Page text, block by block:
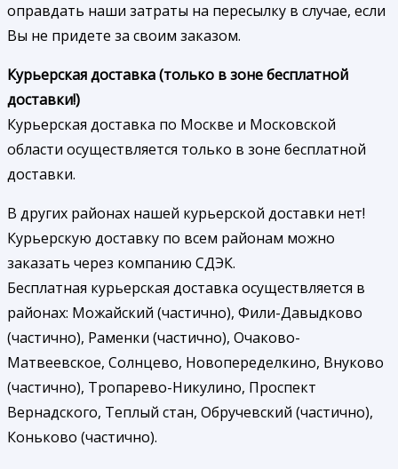
оправдать наши затраты на пересылку в случае, если
Вы не придете за своим заказом.
Курьерская доставка (только в зоне бесплатной
доставки!)
Курьерская доставка по Москве и Московской
области осуществляется только в зоне бесплатной
доставки.
В других районах нашей курьерской доставки нет!
Курьерскую доставку по всем районам можно
заказать через компанию СДЭК.
Бесплатная курьерская доставка осуществляется в
районах: Можайский (частично), Фили-Давыдково
(частично), Раменки (частично), Очаково-
Матвеевское, Солнцево, Новопеределкино, Внуково
(частично), Тропарево-Никулино, Проспект
Вернадского, Теплый стан, Обручевский (частично),
Коньково (частично).